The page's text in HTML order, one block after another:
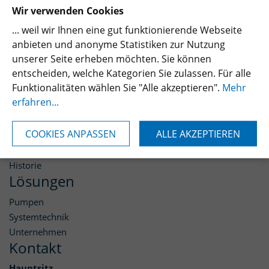
Download
Kontakt
Historie
Lösungen
Pumpen
Systemtechnik
Unternehmen
Kontakt
Wir verwenden Cookies
... weil wir Ihnen eine gut funktionierende Webseite
anbieten und anonyme Statistiken zur Nutzung
unserer Seite erheben möchten. Sie können
entscheiden, welche Kategorien Sie zulassen. Für alle
Funktionalitäten wählen Sie "Alle akzeptieren". Mehr
erfahren...
COOKIES ANPASSEN ALLE AKZEPTIEREN